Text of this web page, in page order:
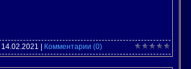
14.02.2021 Комментарии (0)